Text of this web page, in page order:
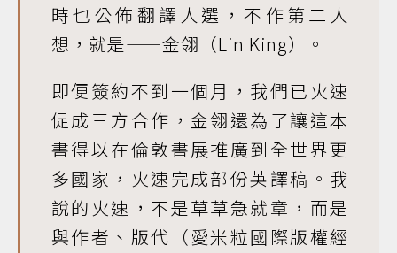
時也公佈翻譯人選，不作第二人
想，就是——金翎（Lin King）。
即便簽約不到一個月，我們已火速
促成三方合作，金翎還為了讓這本
書得以在倫敦書展推廣到全世界更
多國家，火速完成部份英譯稿。我
說的火速，不是草草急就章，而是
與作者、版代（愛米粒國際版權經